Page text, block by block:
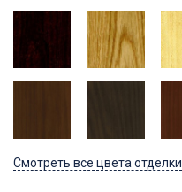
Смотреть все цвета отделки